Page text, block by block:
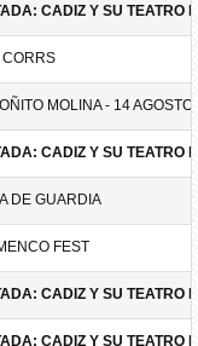
CADIZ Y SU TEATRO
MOLINA - 14 AGOSTO
CADIZ Y SU TEATRO
DE GUARDIA
FEST
CADIZ Y SU TEATRO
CADIZ Y SU TEATRO